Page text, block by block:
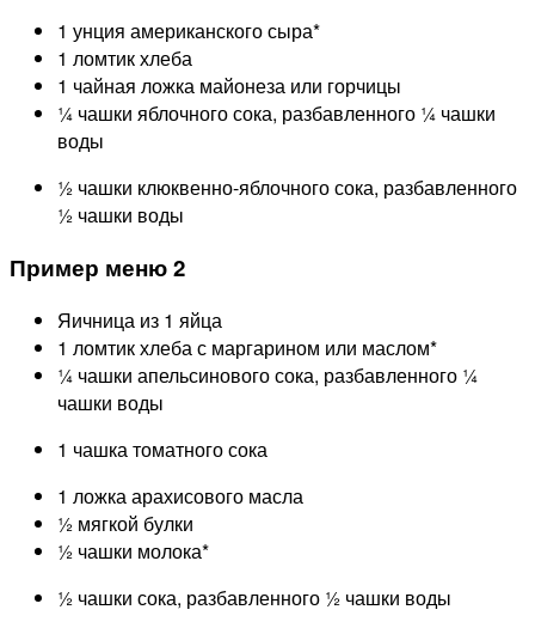
1 унция американского сыра*
1 ломтик хлеба
1 чайная ложка майонеза или горчицы
¼ чашки яблочного сока, разбавленного ¼ чашки
воды
½ чашки клюквенно-яблочного сока, разбавленного
½ чашки воды
Пример меню 2
Яичница из 1 яйца
1 ломтик хлеба с маргарином или маслом*
¼ чашки апельсинового сока, разбавленного ¼
чашки воды
1 чашка томатного сока
1 ложка арахисового масла
½ мягкой булки
½ чашки молока*
½ чашки сока, разбавленного ½ чашки воды